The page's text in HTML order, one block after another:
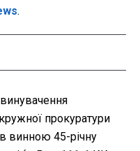
.
прокуратури
винною 45-річну